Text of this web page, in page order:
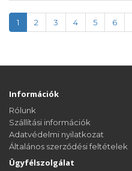
1 2 3 4 5 6
Információk
Rólunk
Szállítási információk
Adatvédelmi nyilatkozat
Általános szerződési feltételek
Ügyfélszolgálat